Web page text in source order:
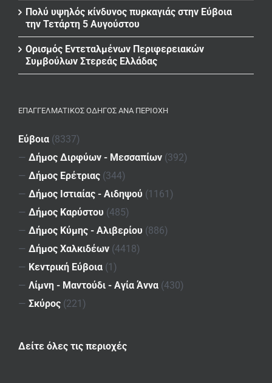
Πολύ υψηλός κίνδυνος πυρκαγιάς στην Εύβοια
την Τετάρτη 5 Αυγούστου
Ορισμός Εντεταλμένων Περιφερειακών
Συμβούλων Στερεάς Ελλάδας
ΕΠΑΓΓΕΛΜΑΤΙΚΌΣ ΟΔΗΓΌΣ ΑΝΆ ΠΕΡΙΟΧΉ
Εύβοια (8337)
— Δήμος Διρφύων - Μεσσαπίων (392)
— Δήμος Ερέτριας (344)
— Δήμος Ιστιαίας - Αιδηψού (1161)
— Δήμος Καρύστου (485)
— Δήμος Κύμης - Αλιβερίου (886)
— Δήμος Χαλκιδέων (4418)
— Κεντρική Εύβοια (1)
— Λίμνη - Μαντούδι - Αγία Άννα (430)
— Σκύρος (221)
Δείτε όλες τις περιοχές